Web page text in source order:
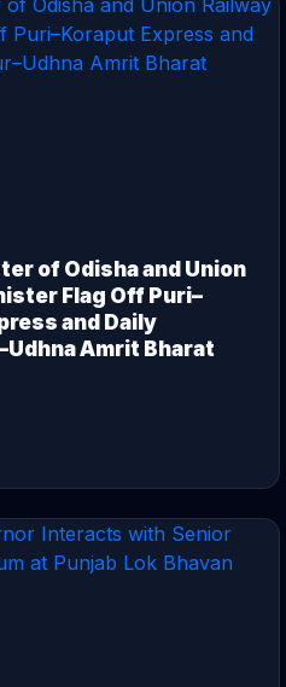
of Odisha and Union
Flag Off Puri–
and Daily
Amrit Bharat